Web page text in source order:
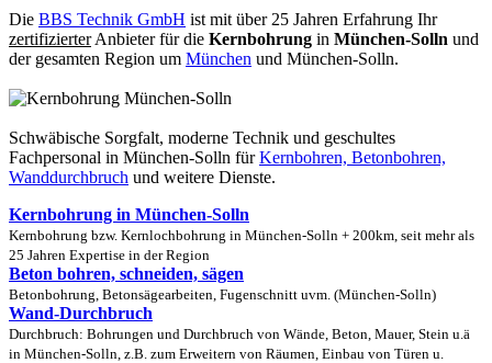
Die BBS Technik GmbH ist mit über 25 Jahren Erfahrung Ihr
zertifizierterAnbieter für die Kernbohrung in München-Solln und
der gesamten Region um München und München-Solln.
Schwäbische Sorgfalt, moderne Technik und geschultes
Fachpersonal in München-Solln fürKernbohren, Betonbohren,
Wanddurchbruch und weitere Dienste.
Kernbohrung in München-Solln
Kernbohrung bzw. Kernlochbohrung in München-Solln + 200km, seit mehr als
25 Jahren Expertise in der Region
Beton bohren, schneiden, sägen
Betonbohrung, Betonsägearbeiten, Fugenschnitt uvm. (München-Solln)
Wand-Durchbruch
Durchbruch: Bohrungen und Durchbruch von Wände, Beton, Mauer, Stein u.ä
in München-Solln, z.B. zum Erweitern von Räumen, Einbau von Türen u.